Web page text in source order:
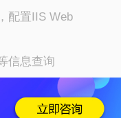
配置IIS Web
信息查询